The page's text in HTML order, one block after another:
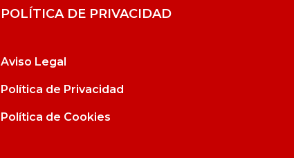
POLÍTICA DE PRIVACIDAD
Aviso Legal
Política de Privacidad
Política de Cookies